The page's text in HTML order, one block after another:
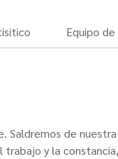
Equipo
Saldremos de nuestra
trabajo y la constancia,